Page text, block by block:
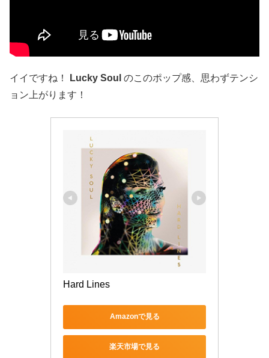
イイですね！ Lucky Soul のこのポップ感、思わずテンシ
ョン上がります！
Hard Lines
Amazonで見る
楽天市場で見る